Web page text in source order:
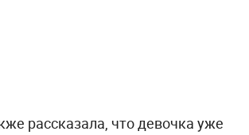
рассказала, что девочка уже